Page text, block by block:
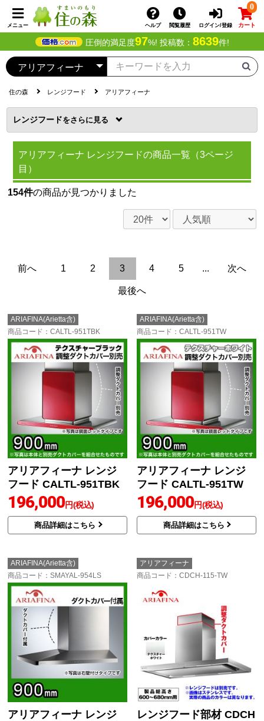
メニュー ヘルプ 閲覧履歴 ログイン/登録
0
カート
圧倒的満足度97%! 投稿数： 8639件!
住の森 レンジフード アリアフィーナ
レンジフードを
アリアフィーナ レンジフードの商品一覧（3ページ
目）
154件の商品が見つかりました
前へ 1 2 3 4 5 ... 次へ
最後へ
ARIAFINA(Arietta含)
商品コード ：CALTL-951TBK
アリアフィーナ レンジ
フード CALTL-951TBK
196,000円(税込)
商品詳細はこちら
ARIAFINA(Arietta含)
商品コード ：CALTL-951TW
アリアフィーナ レンジ
フード CALTL-951TW
196,000円(税込)
商品詳細はこちら
ARIAFINA(Arietta含)
商品コード ：SMAYAL-954LS
アリアフィーナ レンジ
アリアフィーナ
商品コード ：CDCH-115-TW
レンジフード部材 CDCH